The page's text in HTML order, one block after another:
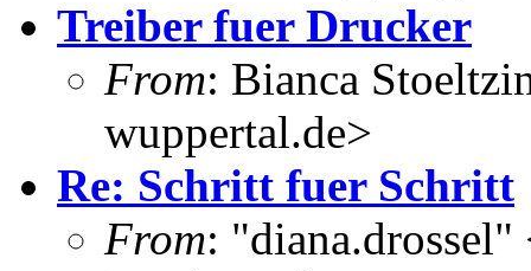
Treiber fuer Drucker
From: Bianca
wuppertal.de>
Re: Schritt fuer Schritt
From: "diana.drossel"